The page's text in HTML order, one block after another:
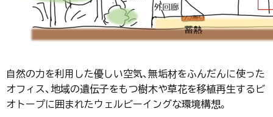
自然の力を利用した優しい空気、無垢材をふんだんに使った
オフィス、地域の遺伝子をもつ樹木や草花を移植再生するビ
オトープに囲まれたウェルビーイングな環境構想。